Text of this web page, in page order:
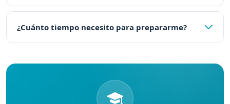
¿Cuánto tiempo necesito para prepararme?